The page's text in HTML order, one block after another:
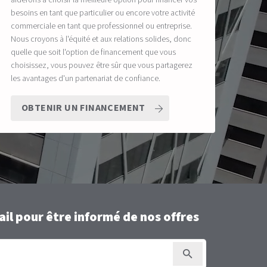
besoins en tant que particulier ou encore votre activité
commerciale en tant que professionnel ou entreprise.
Nous croyons à l'équité et aux relations solides, donc
quelle que soit l'option de financement que vous
choisissez, vous pouvez être sûr que vous partagerez
les avantages d'un partenariat de confiance.
OBTENIR UN FINANCEMENT
pour être informé de nos offres